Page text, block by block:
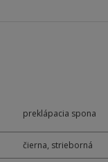
preklápacia spona
čierna, strieborná